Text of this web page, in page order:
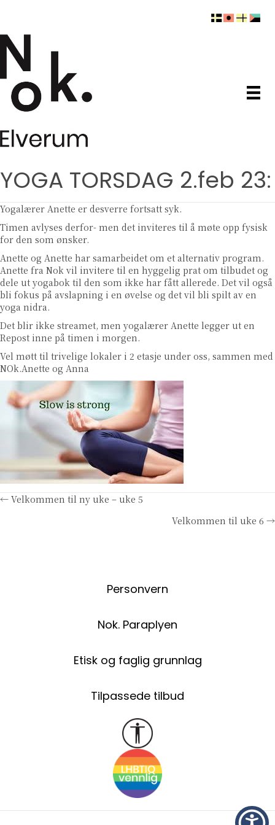
YOGA TORSDAG 2.feb 23:
Yogalærer Anette er desverre fortsatt syk.
Timen avlyses derfor- men det inviteres til å møte opp fysisk
for den som ønsker.
Anette og Anette har samarbeidet om et alternativ program.
Anette fra Nok vil invitere til en hyggelig prat om tilbudet og
dele ut yogabok til den som ikke har fått allerede. Det vil også
bli fokus på avslapning i en øvelse og det vil bli spilt av en
yoga nidra.
Det blir ikke streamet, men yogalærer Anette legger ut en
Repost inne på timen i morgen.
Vel møtt til trivelige lokaler i 2 etasje under oss, sammen med
NOk.Anette og Anna
Posts
← Velkommen til ny uke – uke 5
Velkommen til uke 6 →
Personvern
Nok. Paraplyen
Etisk og faglig grunnlag
Tilpassede tilbud